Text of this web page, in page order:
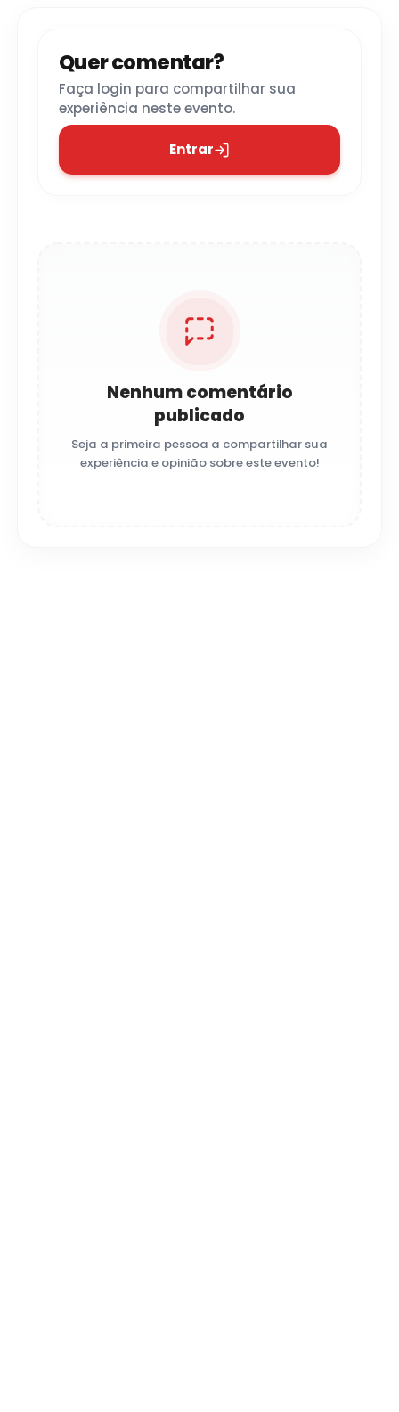
Quer comentar?
Faça login para compartilhar sua
experiência neste evento.
Entrar
Nenhum comentário
publicado
Seja a primeira pessoa a compartilhar sua
experiência e opinião sobre este evento!